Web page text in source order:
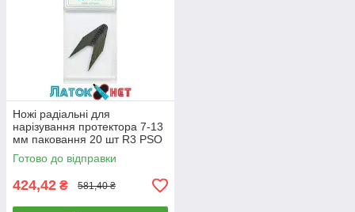
Ножі радіальні для
нарізування протектора 7-13
мм паковання 20 шт R3 PSO
Франція
Готово до відправки
424,42 ₴ 581,40 ₴